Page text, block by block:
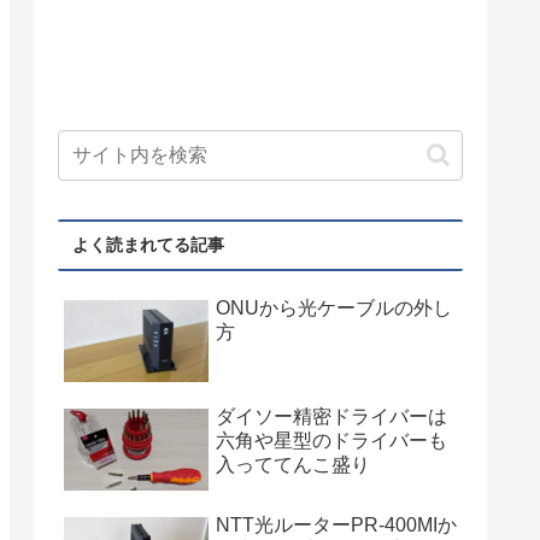
よく読まれてる記事
ONUから光ケーブルの外し
方
ダイソー精密ドライバーは
六角や星型のドライバーも
入っててんこ盛り
NTT光ルーターPR-400MIか